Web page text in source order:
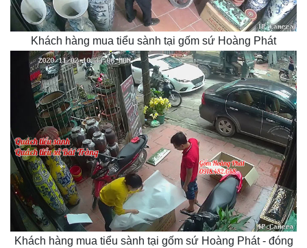
Khách hàng mua tiểu sành tại gốm sứ Hoàng Phát
Khách hàng mua tiểu sành tại gốm sứ Hoàng Phát - đóng